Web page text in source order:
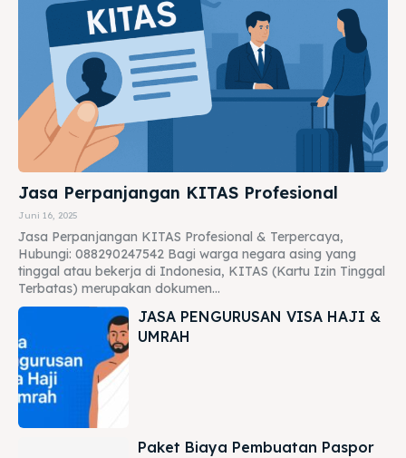
Jasa Perpanjangan KITAS Profesional
Juni 16, 2025
Jasa Perpanjangan KITAS Profesional & Terpercaya,
Hubungi: 088290247542 Bagi warga negara asing yang
tinggal atau bekerja di Indonesia, KITAS (Kartu Izin Tinggal
Terbatas) merupakan dokumen...
JASA PENGURUSAN VISA HAJI &
UMRAH
Paket Biaya Pembuatan Paspor